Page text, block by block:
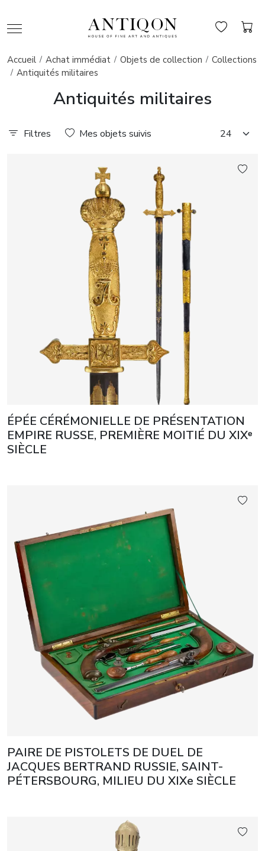
Accueil Achat immédiat Objets de collection
Collections
Antiquités militaires
Antiquités militaires
Filtres Mes objets suivis
ÉPÉE CÉRÉMONIELLE DE PRÉSENTATION
EMPIRE RUSSE, PREMIÈRE MOITIÉ DU XIXᵉ
SIÈCLE
PAIRE DE PISTOLETS DE DUEL DE
JACQUES BERTRAND RUSSIE, SAINT-
PÉTERSBOURG, MILIEU DU XIXe SIÈCLE